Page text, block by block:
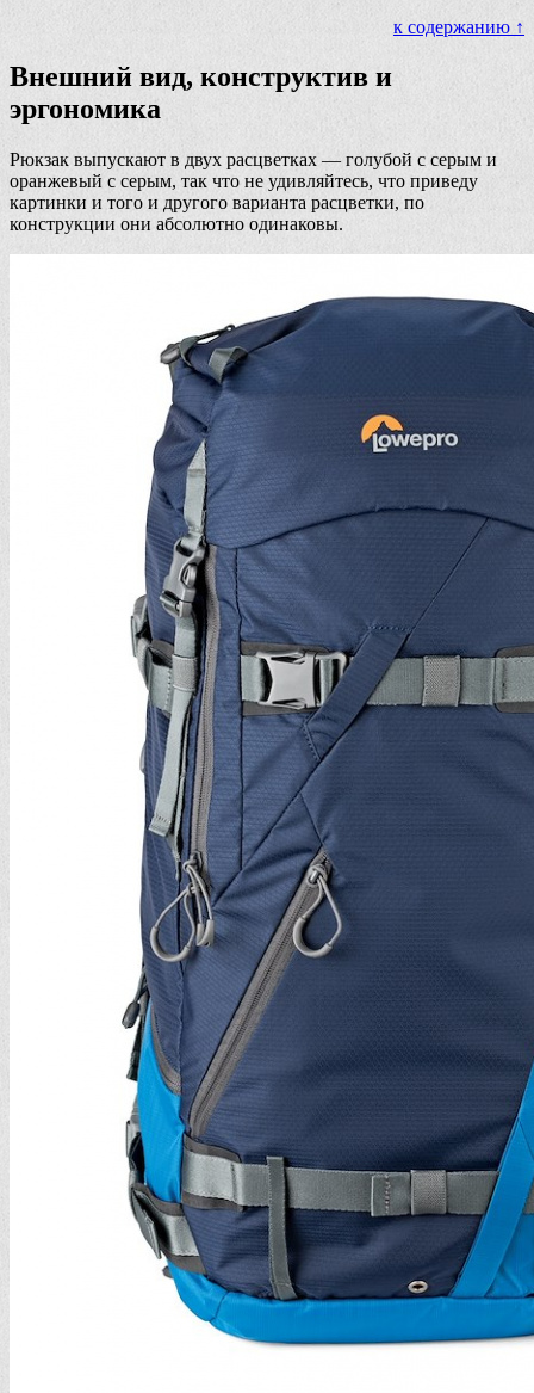
к содержанию ↑
Внешний вид, конструктив и
эргономика
Рюкзак выпускают в двух расцветках — голубой с серым и
оранжевый с серым, так что не удивляйтесь, что приведу
картинки и того и другого варианта расцветки, по
конструкции они абсолютно одинаковы.